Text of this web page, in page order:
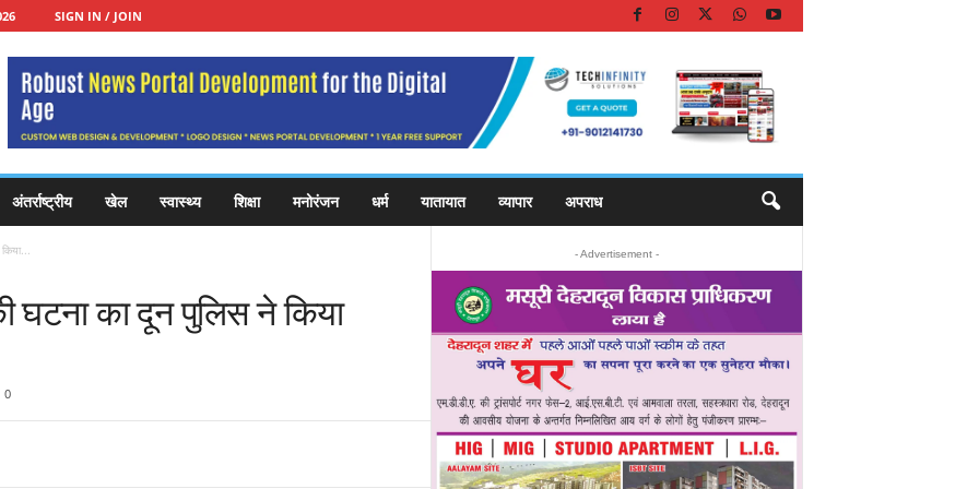
SIGN IN / JOIN
अंतर्राष्ट्रीय खेल स्वास्थ्य शिक्षा मनोरंजन धर्म यातायात व्यापार अपराध
का दून पुलिस ने किया
0
- Advertisement -